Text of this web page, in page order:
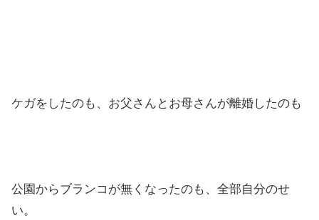
ケガをしたのも、お父さんとお母さんが離婚したのも
公園からブランコが無くなったのも、全部自分のせ
い。